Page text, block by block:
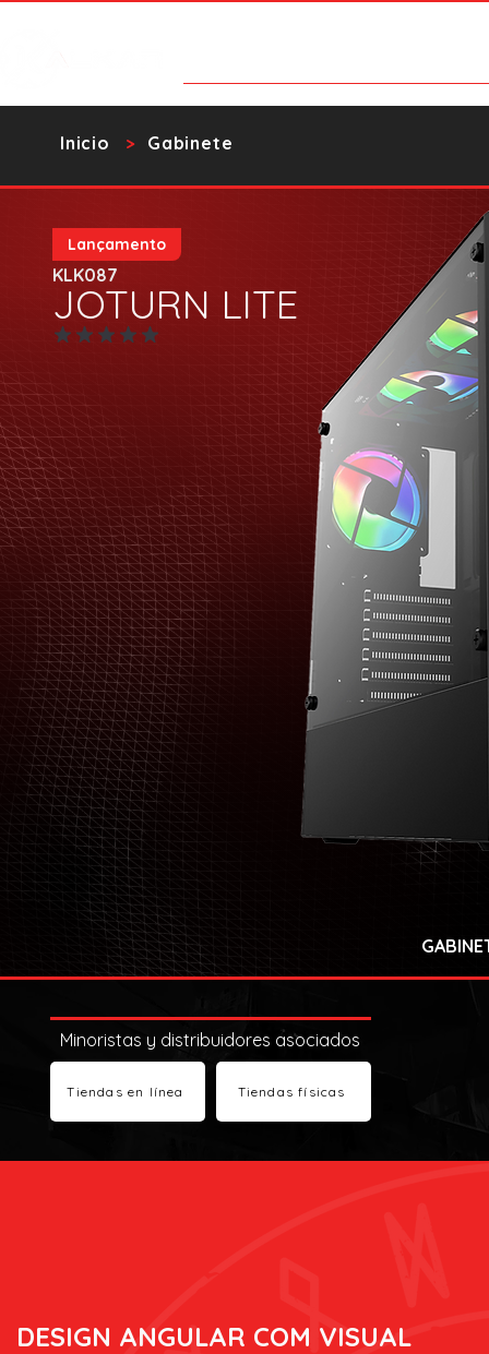
>
​Inicio Gabinete
JOTURN LITE
Aún no hay calificaciones
KLK087
Lançamento
Minoristas y distribuidores asociados
Tiendas en línea Tiendas físicas
DESIGN ANGULAR COM VISUAL